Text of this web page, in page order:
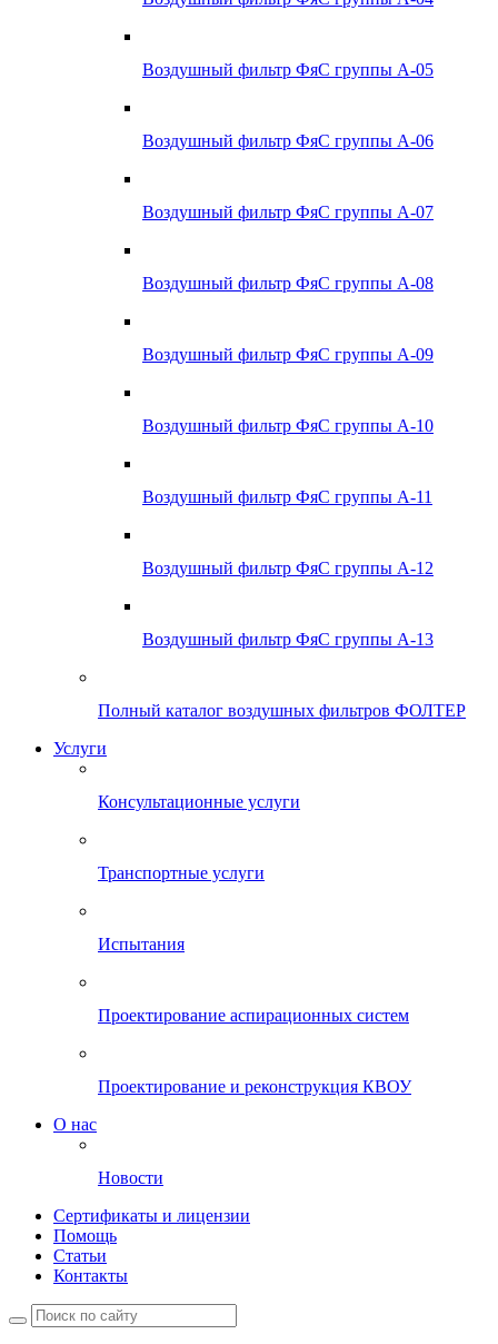
Воздушный фильтр ФяС группы А-05
Воздушный фильтр ФяС группы А-06
Воздушный фильтр ФяС группы А-07
Воздушный фильтр ФяС группы А-08
Воздушный фильтр ФяС группы А-09
Воздушный фильтр ФяС группы А-10
Воздушный фильтр ФяС группы А-11
Воздушный фильтр ФяС группы А-12
Воздушный фильтр ФяС группы А-13
Полный каталог воздушных фильтров ФОЛТЕР
Услуги
Консультационные услуги
Транспортные услуги
Испытания
Проектирование аспирационных систем
Проектирование и реконструкция КВОУ
О нас
Новости
Сертификаты и лицензии
Помощь
Статьи
Контакты